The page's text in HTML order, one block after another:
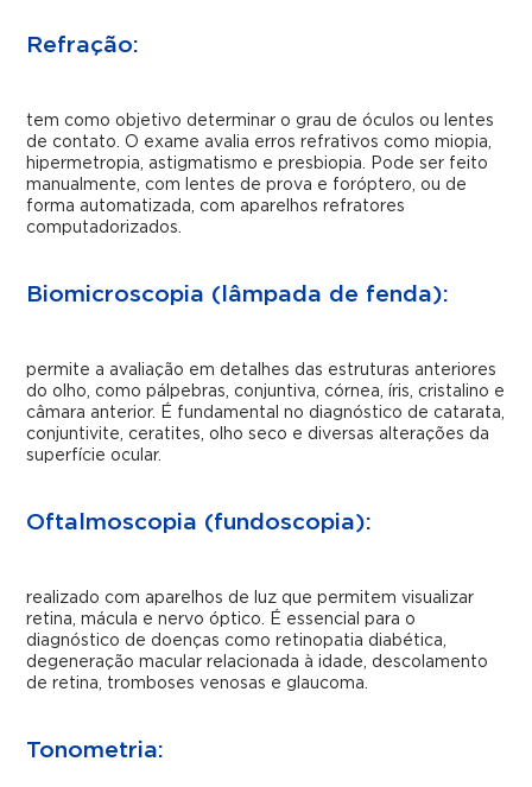
Refração:
tem como objetivo determinar o grau de óculos ou lentes
de contato. O exame avalia erros refrativos como miopia,
hipermetropia, astigmatismo e presbiopia. Pode ser feito
manualmente, com lentes de prova e foróptero, ou de
forma automatizada, com aparelhos refratores
computadorizados.
Biomicroscopia (lâmpada de fenda):
permite a avaliação em detalhes das estruturas anteriores
do olho, como pálpebras, conjuntiva, córnea, íris, cristalino e
câmara anterior. É fundamental no diagnóstico de catarata,
conjuntivite, ceratites, olho seco e diversas alterações da
superfície ocular.
Oftalmoscopia (fundoscopia):
realizado com aparelhos de luz que permitem visualizar
retina, mácula e nervo óptico. É essencial para o
diagnóstico de doenças como retinopatia diabética,
degeneração macular relacionada à idade, descolamento
de retina, tromboses venosas e glaucoma.
Tonometria: